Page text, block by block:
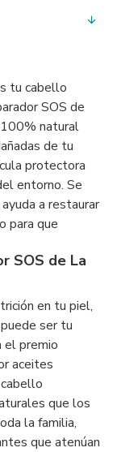
tu cabello
SOS de
100% natural
de tu
protectora
entorno. Se
a restaurar
para que
SOS de La
en tu piel,
ser tu
el premio
aceites
que los
la familia,
que atenúan